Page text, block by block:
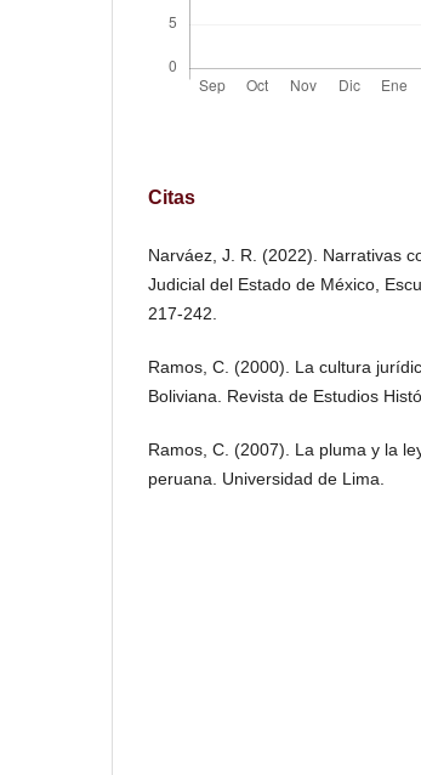
Citas
Narváez, J. R. (2022). Narrativas
Judicial del Estado de México,
217-242.
Ramos, C. (2000). La cultura
Boliviana. Revista de Estudios
Ramos, C. (2007). La pluma y la
peruana. Universidad de Lima.